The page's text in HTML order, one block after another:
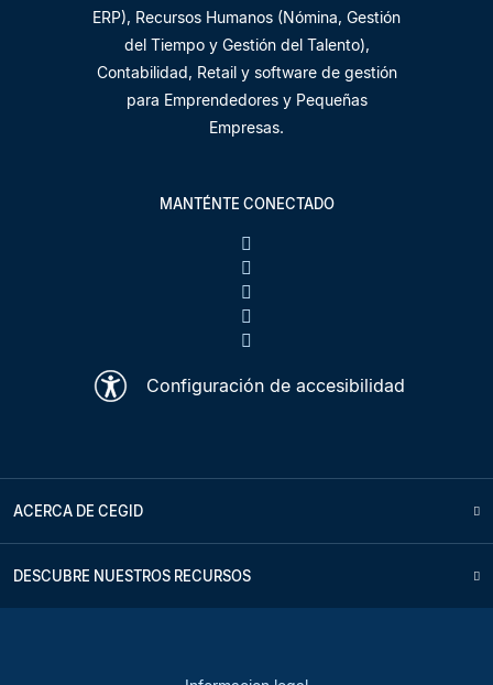
ERP), Recursos Humanos (Nómina, Gestión
del Tiempo y Gestión del Talento),
Contabilidad, Retail y software de gestión
para Emprendedores y Pequeñas
Empresas.
MANTÉNTE CONECTADO
Configuración de accesibilidad
ACERCA DE CEGID
DESCUBRE NUESTROS RECURSOS